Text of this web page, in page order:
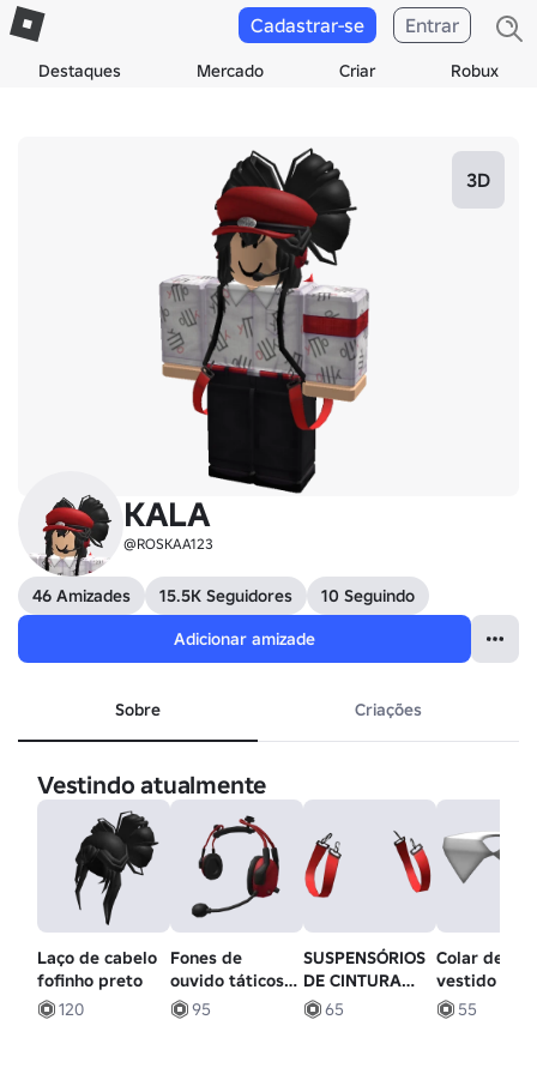
Destaques Mercado Criar Robux
Cadastrar-se Entrar
3D
KALA
@ROSKAA123
46 Amizades 15.5K Seguidores
10 Seguindo
Adicionar amizade
Sobre Criações
Vestindo atualmente
Laço de cabelo
fofinho preto
120
Fones de
ouvido táticos
vermelhos e
pretos
95
SUSPENSÓRIOS
DE CINTURA
VERMELHA
65
Colar de
vestido
55